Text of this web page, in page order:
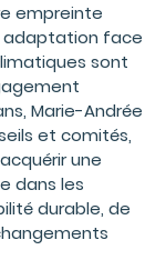
empreinte
adaptation face
sont
Marie-Andrée
et comités,
une
dans les
durable, de